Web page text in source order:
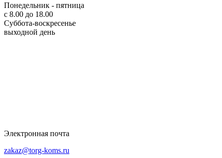
Понедельник - пятница
с 8.00 до 18.00
Суббота-воскресенье
выходной день
Электронная почта
zakaz@torg-koms.ru